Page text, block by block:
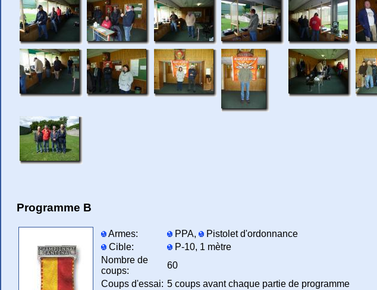
Programme B
Armes: PPA,
Pistolet d'ordonnance
Cible:
P-10, 1 mètre
Nombre de
coups:
60
Coups d'essai: 5 coups avant chaque partie de programme